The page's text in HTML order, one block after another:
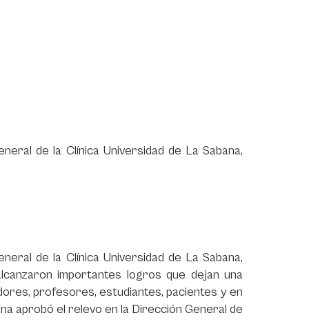
de la Clínica Universidad de La Sabana,
de la Clínica Universidad de La Sabana,
importantes logros que dejan una
profesores, estudiantes, pacientes y en
aprobó el relevo en la Dirección General de